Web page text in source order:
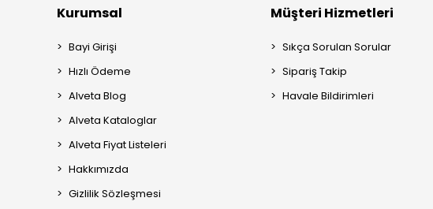
Kurumsal
Bayi Girişi
Hızlı Ödeme
Alveta Blog
Alveta Kataloglar
Alveta Fiyat Listeleri
Hakkımızda
Gizlilik Sözleşmesi
Müşteri Hizmetleri
Sıkça Sorulan Sorular
Sipariş Takip
Havale Bildirimleri